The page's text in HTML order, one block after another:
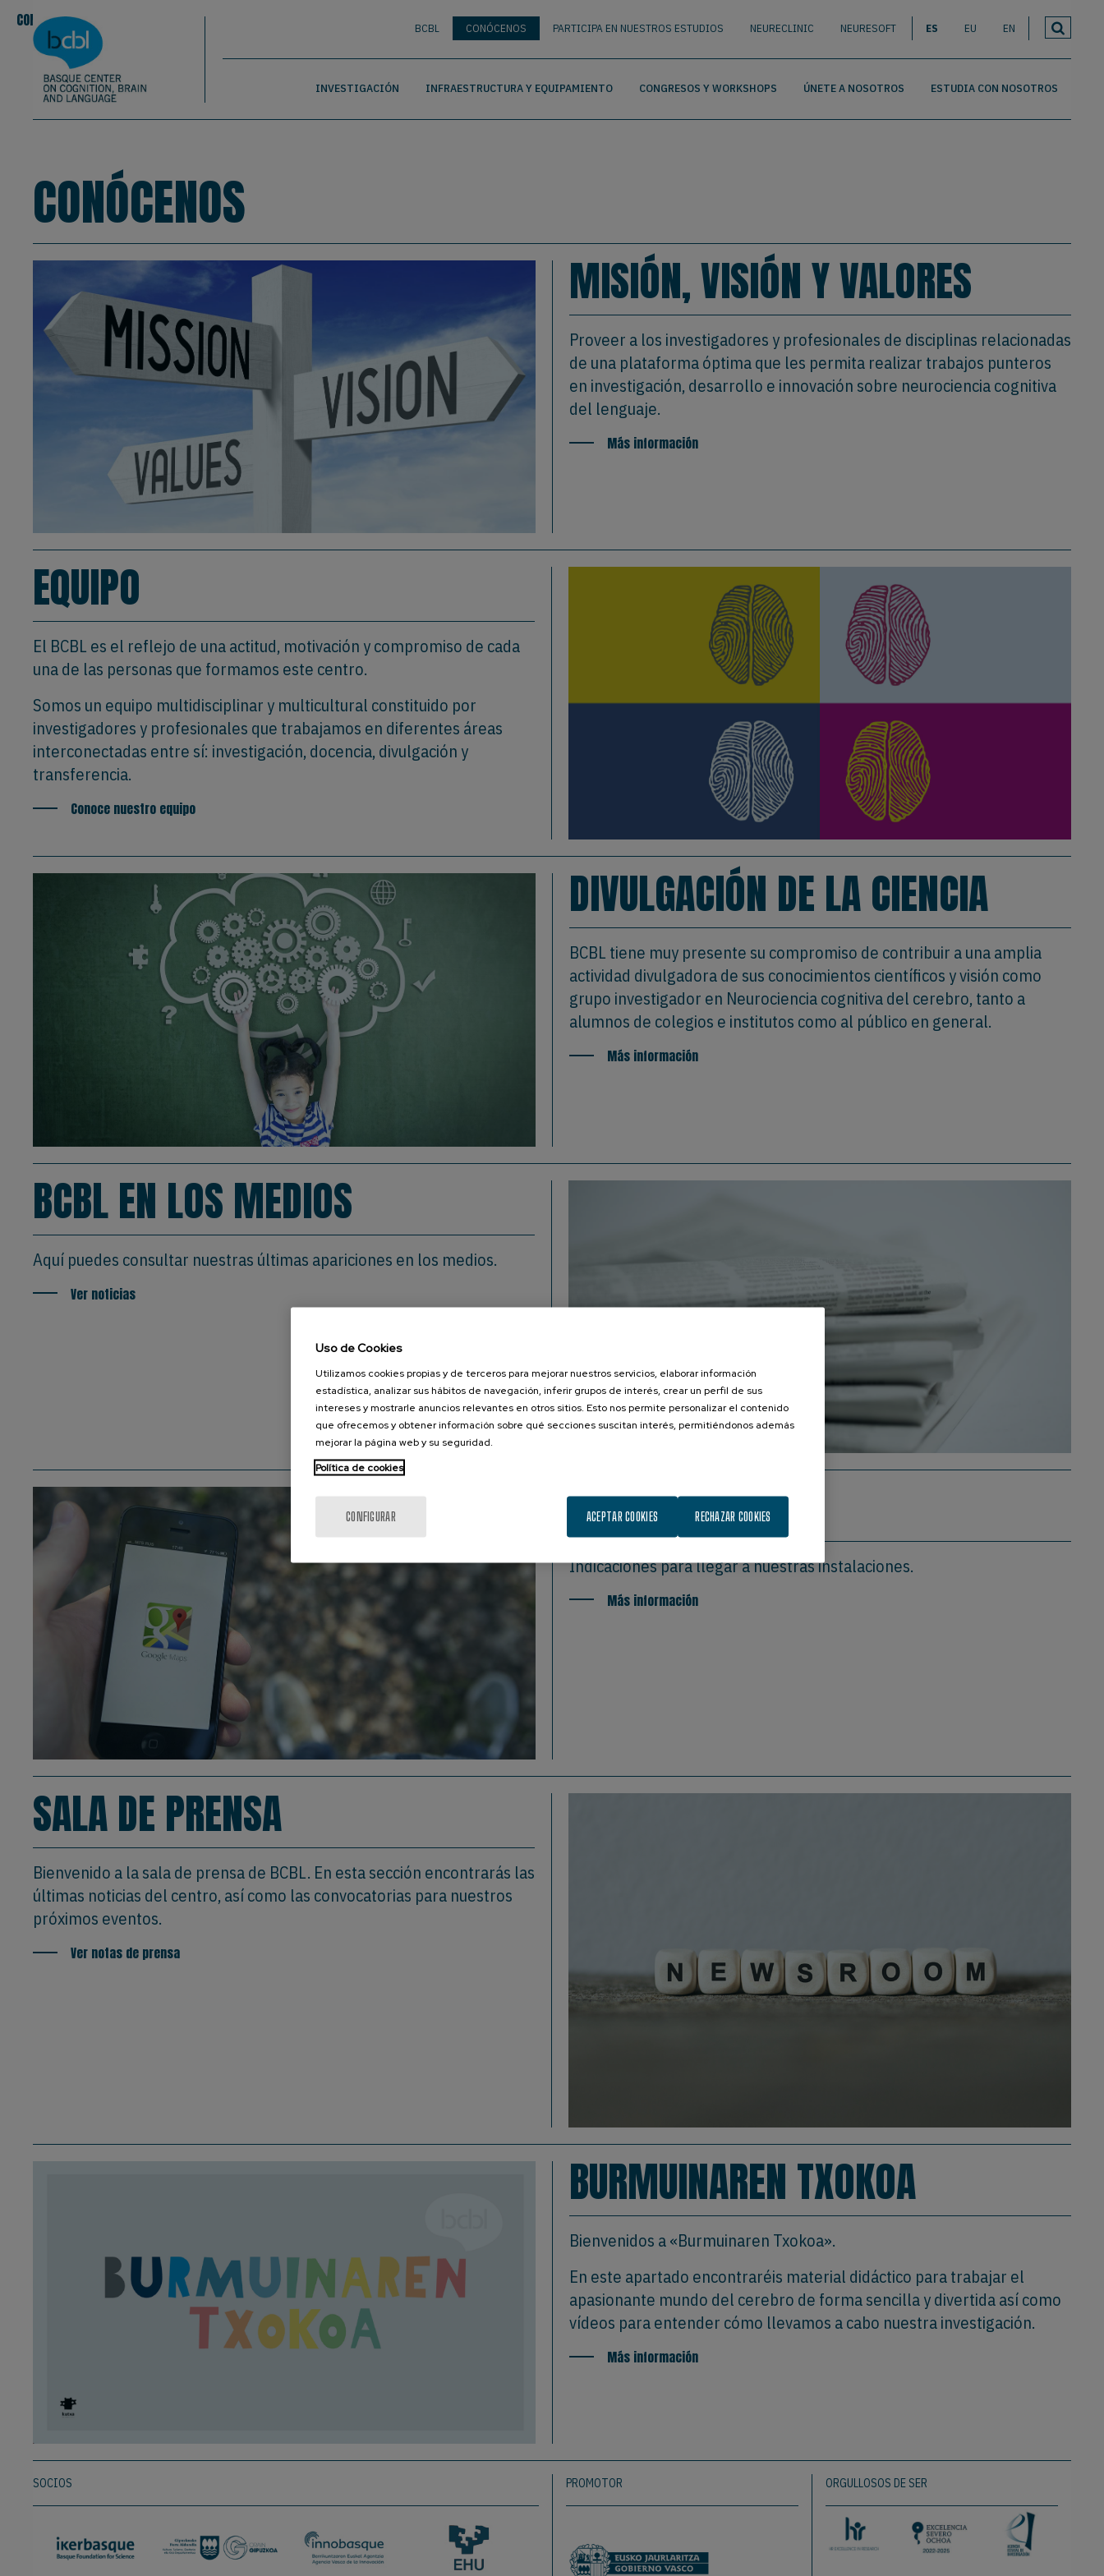
Basque Center on Cognition, Brain & Language
BCBL CONÓCENOS PARTICIPA EN NUESTROS ESTUDIOS NEURECLINIC NEURESOFT ES EU EN
BUSCAR
INVESTIGACIÓN INFRAESTRUCTURA Y EQUIPAMIENTO CONGRESOS Y WORKSHOPS ÚNETE A NOSOTROS ESTUDIA CON NOSOTROS
CONOCENOS|EQUIPO
CONÓCENOS
MISIÓN, VISIÓN Y VALORES
Proveer a los investigadores y profesionales de disciplinas relacionadas
de una plataforma óptima que les permita realizar trabajos punteros
en investigación, desarrollo e innovación sobre neurociencia cognitiva
del lenguaje.
Más información
EQUIPO
El BCBL es el reflejo de una actitud, motivación y compromiso de cada
una de las personas que formamos este centro.
Somos un equipo multidisciplinar y multicultural constituido por
investigadores y profesionales que trabajamos en diferentes áreas
interconectadas entre sí: investigación, docencia, divulgación y
transferencia.
Conoce nuestro equipo
DIVULGACIÓN DE LA CIENCIA
BCBL tiene muy presente su compromiso de contribuir a una amplia
actividad divulgadora de sus conocimientos científicos y visión como
grupo investigador en Neurociencia cognitiva del cerebro, tanto a
alumnos de colegios e institutos como al público en general.
Más información
BCBL EN LOS MEDIOS
Aquí puedes consultar nuestras últimas apariciones en los medios.
Ver noticias
CÓMO LLEGAR
Indicaciones para llegar a nuestras instalaciones.
Más información
SALA DE PRENSA
Bienvenido a la sala de prensa de BCBL. En esta sección encontrarás las
últimas noticias del centro, así como las convocatorias para nuestros
próximos eventos.
Ver notas de prensa
BURMUINAREN TXOKOA
Bienvenidos a «Burmuinaren Txokoa».
En este apartado encontraréis material didáctico para trabajar el
apasionante mundo del cerebro de forma sencilla y divertida así como
vídeos para entender cómo llevamos a cabo nuestra investigación.
Más información
SOCIOS PROMOTOR ORGULLOSOS DE SER
Uso de Cookies
Utilizamos cookies propias y de terceros para mejorar nuestros servicios, elaborar información
estadística, analizar sus hábitos de navegación, inferir grupos de interés, crear un perfil de sus
intereses y mostrarle anuncios relevantes en otros sitios. Esto nos permite personalizar el contenido
que ofrecemos y obtener información sobre qué secciones suscitan interés, permitiéndonos además
mejorar la página web y su seguridad.
Política de cookies
CONFIGURAR RECHAZAR COOKIES
ACEPTAR COOKIES